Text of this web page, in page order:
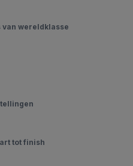
wereldklasse
tot finish